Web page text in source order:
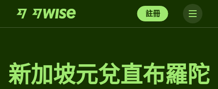
註冊
新加坡元兌直布羅陀